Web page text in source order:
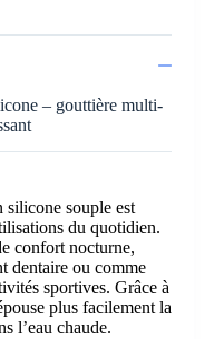
– gouttière multi-
silicone souple est
du quotidien.
confort nocturne,
dentaire ou comme
sportives. Grâce à
plus facilement la
l’eau chaude.